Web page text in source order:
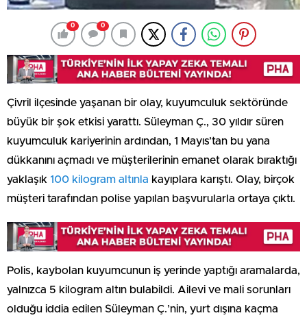
0 0
Çivril ilçesinde yaşanan bir olay, kuyumculuk sektöründe
büyük bir şok etkisi yarattı. Süleyman Ç., 30 yıldır süren
kuyumculuk kariyerinin ardından, 1 Mayıs’tan bu yana
dükkanını açmadı ve müşterilerinin emanet olarak bıraktığı
yaklaşık 100 kilogram altınla kayıplara karıştı. Olay, birçok
müşteri tarafından polise yapılan başvurularla ortaya çıktı.
Polis, kaybolan kuyumcunun iş yerinde yaptığı aramalarda,
yalnızca 5 kilogram altın bulabildi. Ailevi ve mali sorunları
olduğu iddia edilen Süleyman Ç.’nin, yurt dışına kaçma